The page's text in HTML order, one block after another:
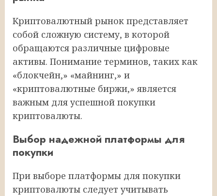
Криптовалютный рынок представляет
собой сложную систему, в которой
обращаются различные цифровые
активы. Понимание терминов, таких как
«блокчейн,» «майнинг,» и
«криптовалютные биржи,» является
важным для успешной покупки
криптовалюты.
Выбор надежной платформы для
покупки
При выборе платформы для покупки
криптовалюты следует учитывать